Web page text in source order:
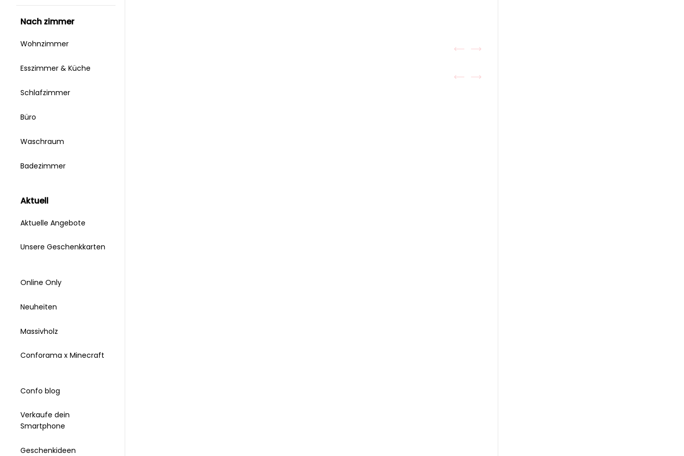
nach zimmer
Wohnzimmer
Esszimmer & Küche
Schlafzimmer
Büro
Waschraum
Badezimmer
aktuell
Aktuelle Angebote
Unsere Geschenkkarten
Online Only
Neuheiten
Massivholz
Conforama x Minecraft
Confo blog
Verkaufe dein
Smartphone
Geschenkideen